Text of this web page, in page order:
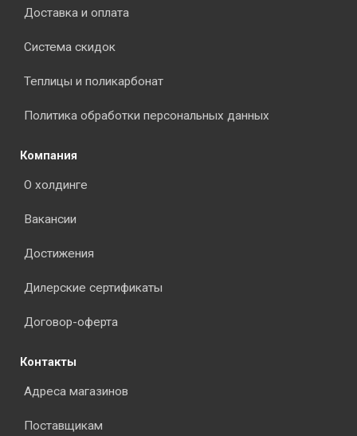
Доставка и оплата
Система скидок
Теплицы и поликарбонат
Политика обработки персональных данных
Компания
О холдинге
Вакансии
Достижения
Дилерские сертификаты
Договор-оферта
Контакты
Адреса магазинов
Поставщикам